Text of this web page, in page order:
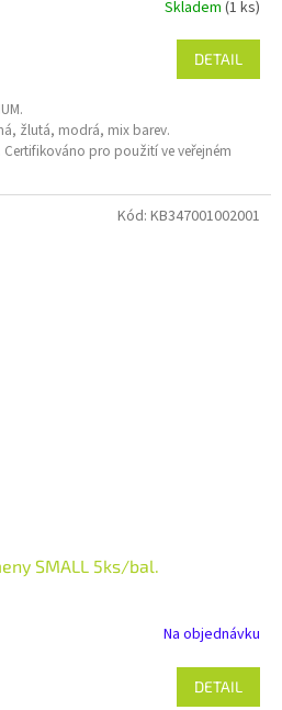
Skladem (1 ks)
DETAIL
žlutá, modrá, mix barev.
pro použití ve veřejném
SMALL 5ks/bal.
Na objednávku
DETAIL
Kód: KB347001002001